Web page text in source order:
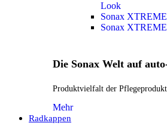
Look
Sonax
Sonax
Die Sonax Welt auf
Produktvielfalt der
Mehr
Radkappen